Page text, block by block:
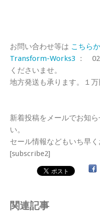
お問い合わせ等は こちら
Transform-Works3 ：
くださいませ。
地方発送も承ります。１
新着投稿をメールでお知
い。
セール情報などもいち早
[subscribe2]
関連記事